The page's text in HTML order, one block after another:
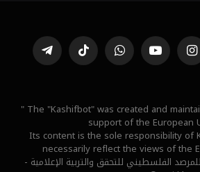
الانستغراميوتيوب واتساب تيكتوك تيلقرام
" The "Kashifbot" was created and
support of the European
Its content is the sole responsibility of
necessarily reflect the views of the
الفلسطيني للتحقق والتربية الإعلامية -